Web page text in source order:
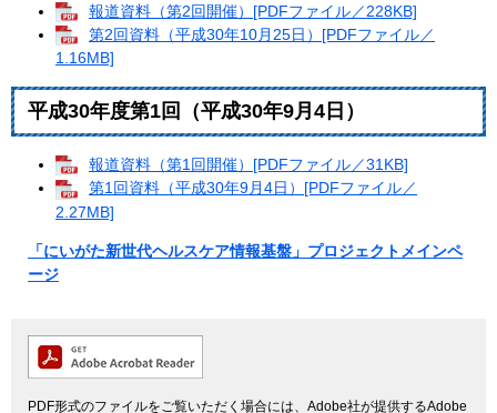
報道資料（第2回開催）[PDFファイル／228KB]
第2回資料（平成30年10月25日）[PDFファイル／
1.16MB]
平成30年度第1回（平成30年9月4日）
報道資料（第1回開催）[PDFファイル／31KB]
第1回資料（平成30年9月4日）[PDFファイル／
2.27MB]
「にいがた新世代ヘルスケア情報基盤」プロジェクトメインペ
ージ
PDF形式のファイルをご覧いただく場合には、Adobe社が提供するAdobe